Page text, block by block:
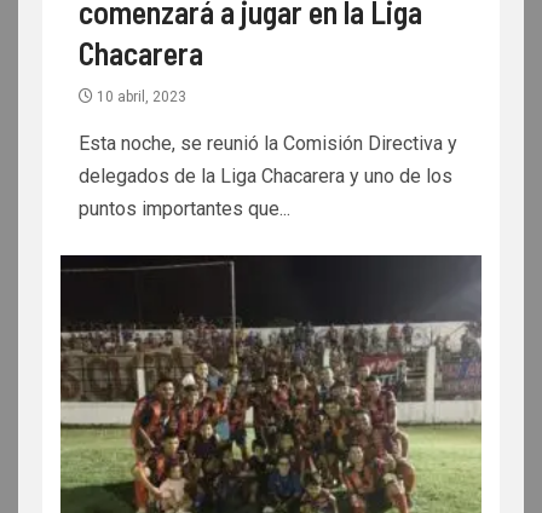
comenzará a jugar en la Liga
Chacarera
10 abril, 2023
Esta noche, se reunió la Comisión Directiva y
delegados de la Liga Chacarera y uno de los
puntos importantes que...